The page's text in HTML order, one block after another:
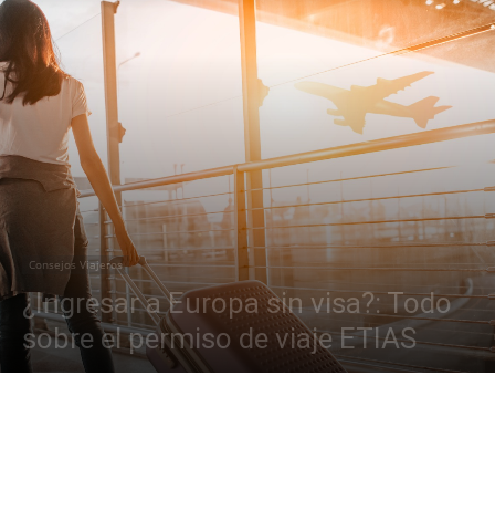
Consejos Viajeros
¿Ingresar a Europa sin visa?: Todo
sobre el permiso de viaje ETIAS